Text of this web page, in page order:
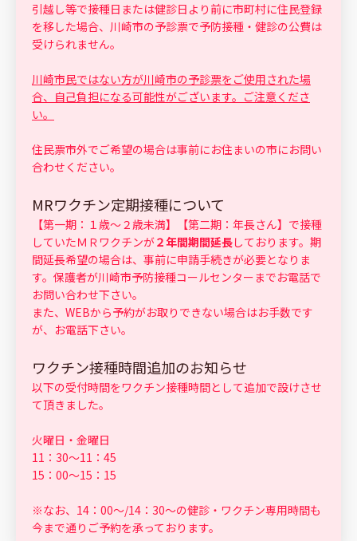
引越し等で接種日または健診日より前に市町村に住民登録
を移した場合、川崎市の予診票で予防接種・健診の公費は
受けられません。
川崎市民ではない方が川崎市の予診票をご使用された場
合、自己負担になる可能性がございます。ご注意くださ
い。
住民票市外でご希望の場合は事前にお住まいの市にお問い
合わせください。
MRワクチン定期接種について
【第一期：１歳～２歳未満】【第二期：年長さん】で接種
していたＭＲワクチンが２年間期間延長しております。期
間延長希望の場合は、事前に申請手続きが必要となりま
す。保護者が川崎市予防接種コールセンターまでお電話で
お問い合わせ下さい。
また、WEBから予約がお取りできない場合はお手数です
が、お電話下さい。
ワクチン接種時間追加のお知らせ
以下の受付時間をワクチン接種時間として追加で設けさせ
て頂きました。
火曜日・金曜日
11：30～11：45
15：00～15：15
※なお、14：00～/14：30～の健診・ワクチン専用時間も
今まで通りご予約を承っております。